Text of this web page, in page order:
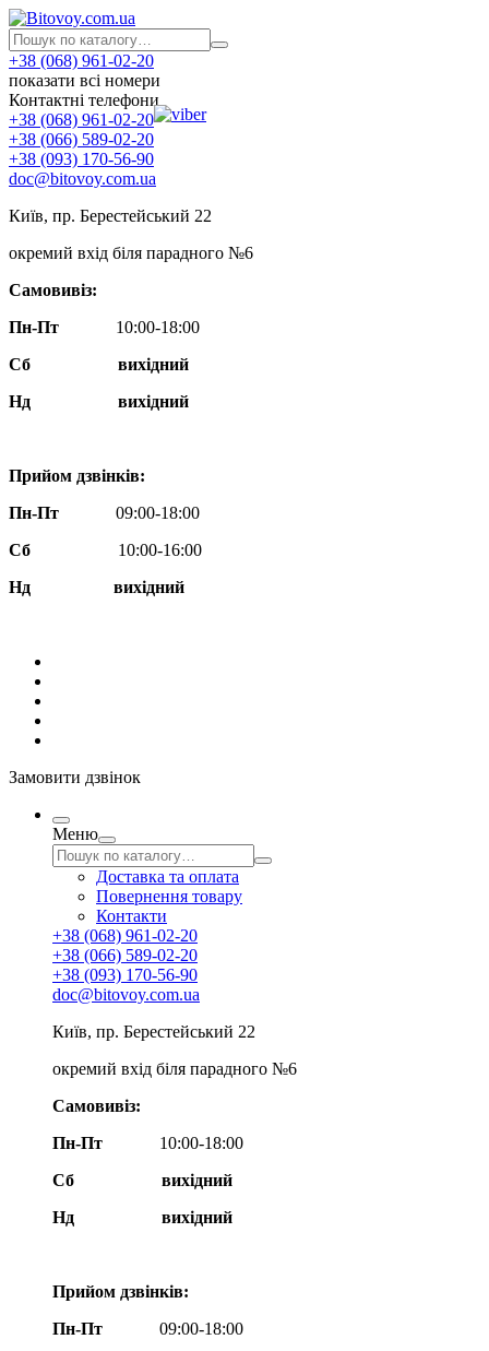
+38 (068) 961-02-20
показати всі номери
Контактні телефони
+38 (068) 961-02-20
+38 (066) 589-02-20
+38 (093) 170-56-90
doc@bitovoy.com.ua
Київ, пр. Берестейський 22
окремий вхід біля парадного №6
Самовивіз:
Пн-Пт
10:00-18:00
Сб
вихідний
Нд
вихідний
Прийом дзвінків:
Пн-Пт
09:00-18:00
Сб
10:00-16:00
Нд вихідний
Замовити дзвінок
Меню
Доставка та оплата
Повернення товару
Контакти
+38 (068) 961-02-20
+38 (066) 589-02-20
+38 (093) 170-56-90
doc@bitovoy.com.ua
Київ, пр. Берестейський 22
окремий вхід біля парадного №6
Самовивіз:
Пн-Пт
10:00-18:00
Сб
вихідний
Нд
вихідний
Прийом дзвінків:
Пн-Пт
09:00-18:00